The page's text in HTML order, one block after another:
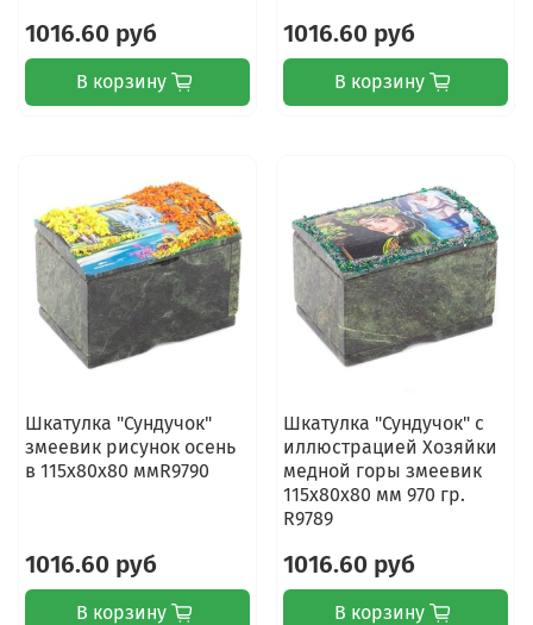
1016.60 руб
В корзину
1016.60 руб
В корзину
Шкатулка "Сундучок"
змеевик рисунок осень
в 115х80х80 ммR9790
1016.60 руб
В корзину
Шкатулка "Сундучок" с
иллюстрацией Хозяйки
медной горы змеевик
115х80х80 мм 970 гр.
R9789
1016.60 руб
В корзину